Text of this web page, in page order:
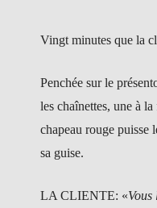
Vingt minutes que la
Penchée sur le
les chaînettes, une à
chapeau rouge puisse
sa guise.
LA CLIENTE: «Vous